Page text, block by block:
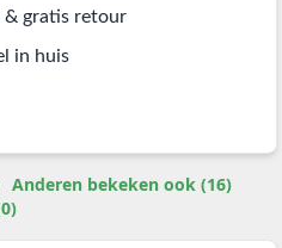
& gratis retour
in huis
Anderen bekeken ook (16)